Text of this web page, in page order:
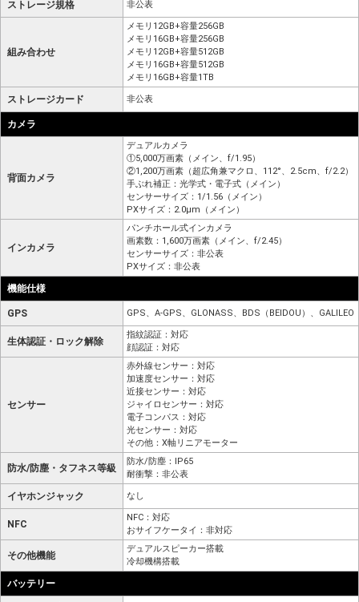
ストレージ規格 非公表
組み合わせ
メモリ12GB+容量256GB
メモリ16GB+容量256GB
メモリ12GB+容量512GB
メモリ16GB+容量512GB
メモリ16GB+容量1TB
ストレージカード 非公表
カメラ
背面カメラ
デュアルカメラ
①5,000万画素（メイン、f/1.95）
②1,200万画素（超広角兼マクロ、112°、2.5cm、f/2.2）
手ぶれ補正：光学式・電子式（メイン）
センサーサイズ：1/1.56（メイン）
PXサイズ：2.0μm（メイン）
インカメラ
パンチホール式インカメラ
画素数：1,600万画素（メイン、f/2.45）
センサーサイズ：非公表
PXサイズ：非公表
機能仕様
GPS GPS、A-GPS、GLONASS、BDS（BEIDOU）、GALILEO
生体認証・ロック解除
指紋認証：対応
顔認証：対応
センサー
赤外線センサー：対応
加速度センサー：対応
近接センサー：対応
ジャイロセンサー：対応
電子コンパス：対応
光センサー：対応
その他：X軸リニアモーター
防水/防塵・タフネス等級
防水/防塵：IP65
耐衝撃：非公表
イヤホンジャック なし
NFC
NFC：対応
おサイフケータイ：非対応
その他機能
デュアルスピーカー搭載
冷却機構搭載
バッテリー